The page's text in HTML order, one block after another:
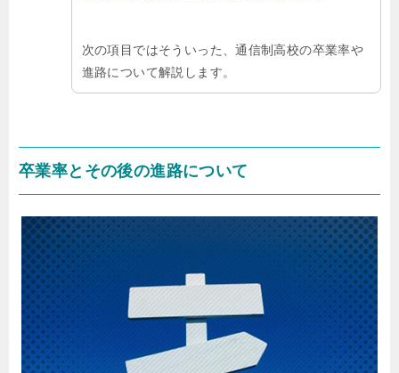
次の項目ではそういった、通信制高校の卒業率や
進路について解説します。
卒業率とその後の進路について